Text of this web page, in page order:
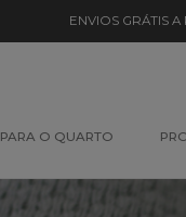
ENVIOS GRÁTIS
PARA O QUARTO